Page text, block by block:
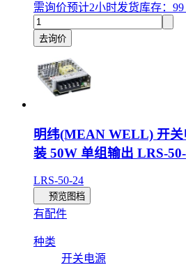
需询价预计2小时发货库存：99
去询价
明纬(MEAN WELL) 开
装 50W 单组输出 LRS-
LRS-50-24
预览图档
有配件
种类
开关电源